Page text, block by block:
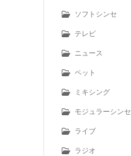
ソフトシンセ
テレビ
ニュース
ペット
ミキシング
モジュラーシンセ
ライブ
ラジオ